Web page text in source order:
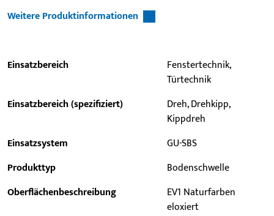
Weitere Produktinformationen
Einsatzbereich
Fenstertechnik,
Türtechnik
Einsatzbereich (spezifiziert)
Dreh, Drehkipp,
Kippdreh
Einsatzsystem
GU-SBS
Produkttyp
Bodenschwelle
Oberflächenbeschreibung
EV1 Naturfarben
eloxiert